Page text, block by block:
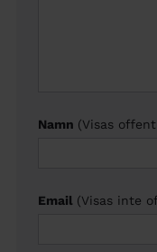
Namn (Visas
Email (Visas inte